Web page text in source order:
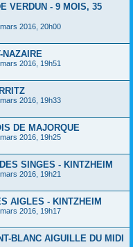
VERDUN - 9 MOIS, 35
2016, 20h00
NAZAIRE
2016, 19h51
2016, 19h33
DE MAJORQUE
2016, 19h25
SINGES - KINTZHEIM
2016, 19h21
AIGLES - KINTZHEIM
2016, 19h17
BLANC AIGUILLE DU MIDI